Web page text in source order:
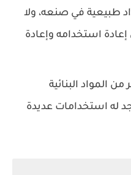
طبيعية في صنعه، ولا
استخدامه وإعادة
المواد البنائية
له استخدامات عديدة